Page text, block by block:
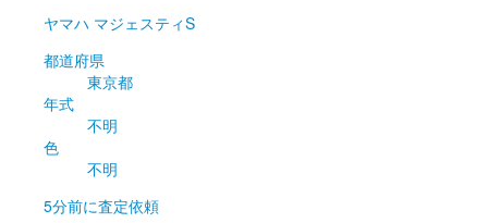
ヤマハ マジェスティS
都道府県
東京都
年式
不明
色
不明
5分前に査定依頼